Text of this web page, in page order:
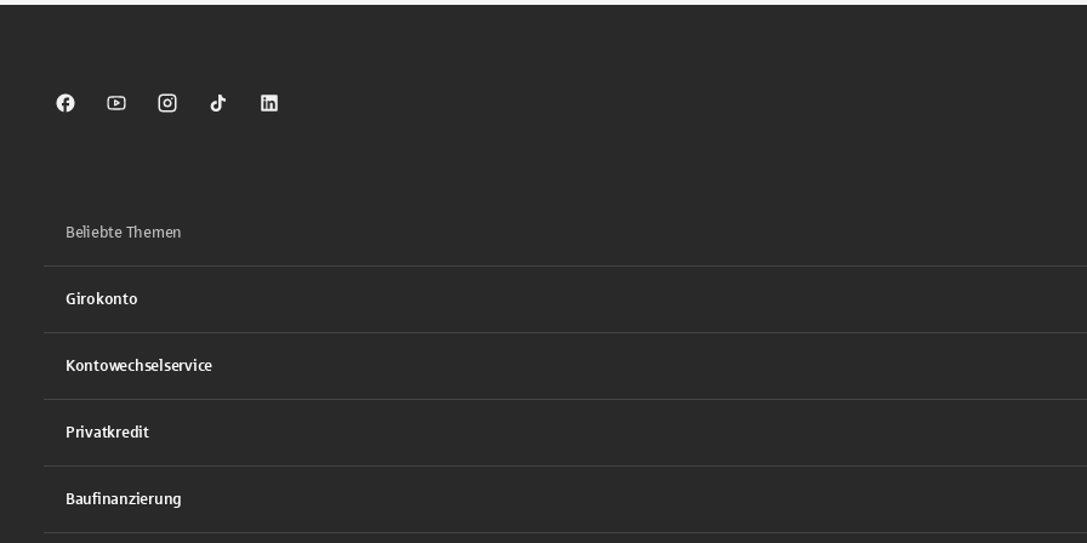
Sparkasse auf Facebook
Sparkasse auf Youtube
Sparkasse auf Instagram
Sparkasse auf TikTok
Sparkasse auf LinkedIn
Beliebte Themen
Girokonto
Kontowechselservice
Privatkredit
Baufinanzierung